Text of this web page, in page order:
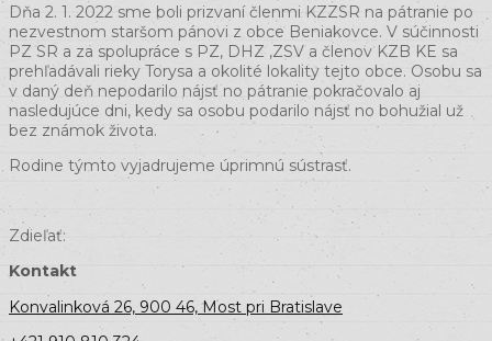
Dňa 2. 1. 2022 sme boli prizvaní členmi KZZSR na pátranie po
nezvestnom staršom pánovi z obce Beniakovce. V súčinnosti
PZ SR a za spolupráce s PZ, DHZ ,ZSV a členov KZB KE sa
prehľadávali rieky Torysa a okolité lokality tejto obce. Osobu sa
v daný deň nepodarilo nájsť no pátranie pokračovalo aj
nasledujúce dni, kedy sa osobu podarilo nájsť no bohužial už
bez známok života.
Rodine týmto vyjadrujeme úprimnú sústrasť.
Zdieľať:
Kontakt
Konvalinková 26, 900 46, Most pri Bratislave